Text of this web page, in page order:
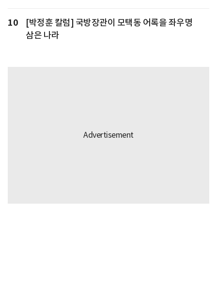
10
[박정훈 칼럼] 국방장관이 모택동 어록을 좌우명
삼은 나라